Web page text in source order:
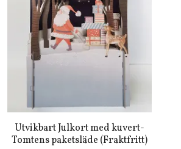
Utvikbart Julkort med kuvert-
Tomtens paketsläde (Fraktfritt)